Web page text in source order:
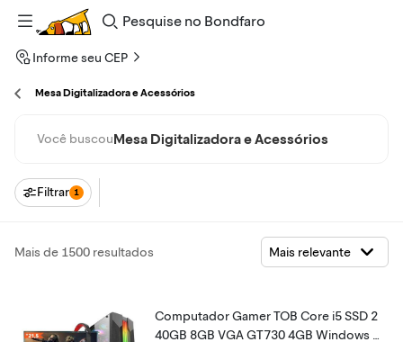
Pesquise
Bondfaro
Informe seu CEP
Mesa Digitalizadora e Acessórios
Você buscouMesa Digitalizadora e Acessórios
Filtrar 1
Mais de 1500 resultados
Computador Gamer TOB Core i5 SSD 2
40GB 8GB VGA GT730 4GB Windows 1